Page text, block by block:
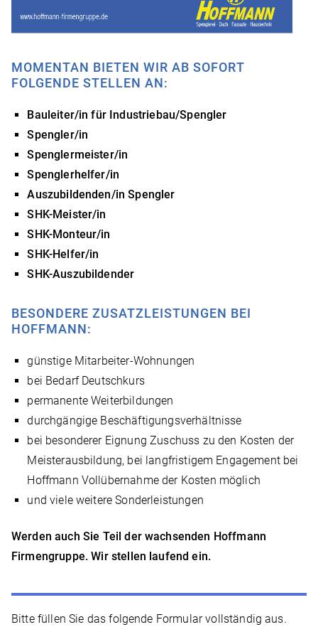
MOMENTAN BIETEN WIR AB SOFORT
FOLGENDE STELLEN AN:
Bauleiter/in für Industriebau/Spengler
Spengler/in
Spenglermeister/in
Spenglerhelfer/in
Auszubildenden/in Spengler
SHK-Meister/in
SHK-Monteur/in
SHK-Helfer/in
SHK-Auszubildender
BESONDERE ZUSATZLEISTUNGEN BEI
HOFFMANN:
günstige Mitarbeiter-Wohnungen
bei Bedarf Deutschkurs
permanente Weiterbildungen
durchgängige Beschäftigungsverhältnisse
bei besonderer Eignung Zuschuss zu den Kosten der
Meisterausbildung, bei langfristigem Engagement bei
Hoffmann Vollübernahme der Kosten möglich
und viele weitere Sonderleistungen
Werden auch Sie Teil der wachsenden Hoffmann
Firmengruppe. Wir stellen laufend ein.
Bitte füllen Sie das folgende Formular vollständig aus.